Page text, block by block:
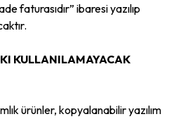
faturasıdır” ibaresi yazılıp
KULLANILAMAYACAK
ürünler, kopyalanabilir yazılım